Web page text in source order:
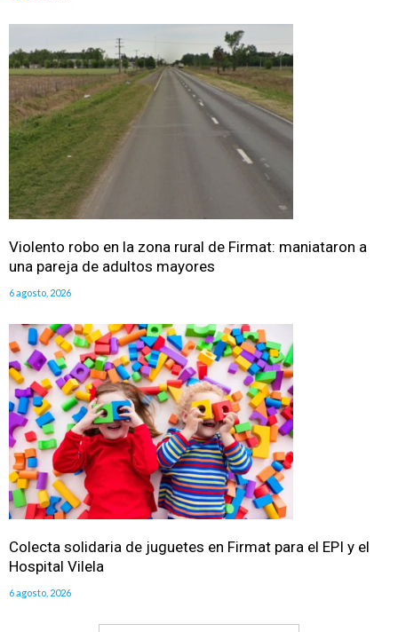
Violento robo en la zona rural de Firmat: maniataron a
una pareja de adultos mayores
6 agosto, 2026
Colecta solidaria de juguetes en Firmat para el EPI y el
Hospital Vilela
6 agosto, 2026